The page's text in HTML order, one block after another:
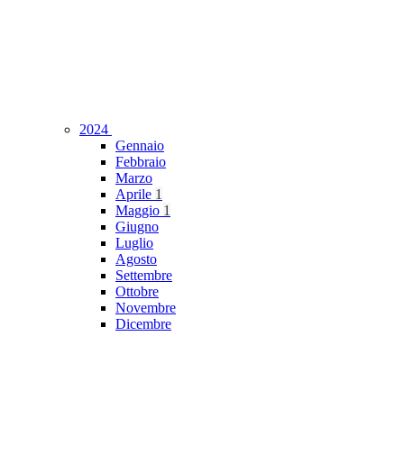
2024
Gennaio
Febbraio
Marzo
Aprile 1
Maggio 1
Giugno
Luglio
Agosto
Settembre
Ottobre
Novembre
Dicembre